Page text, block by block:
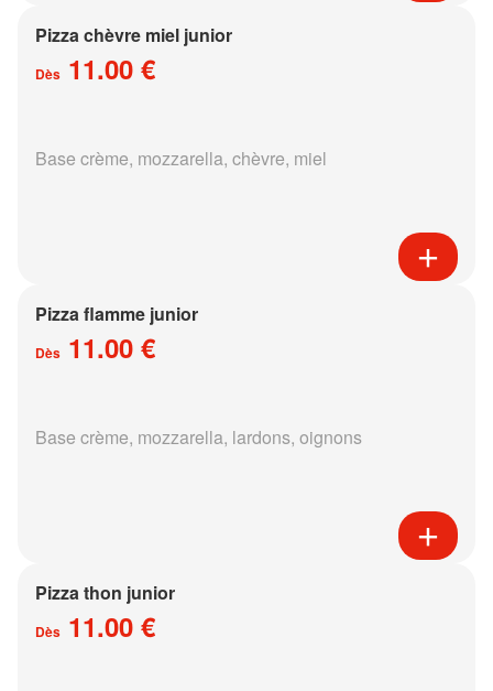
Pizza chèvre miel junior
Dès 11.00 €
Base crème, mozzarella, chèvre, miel
Pizza flamme junior
Dès 11.00 €
Base crème, mozzarella, lardons, oignons
Pizza thon junior
Dès 11.00 €